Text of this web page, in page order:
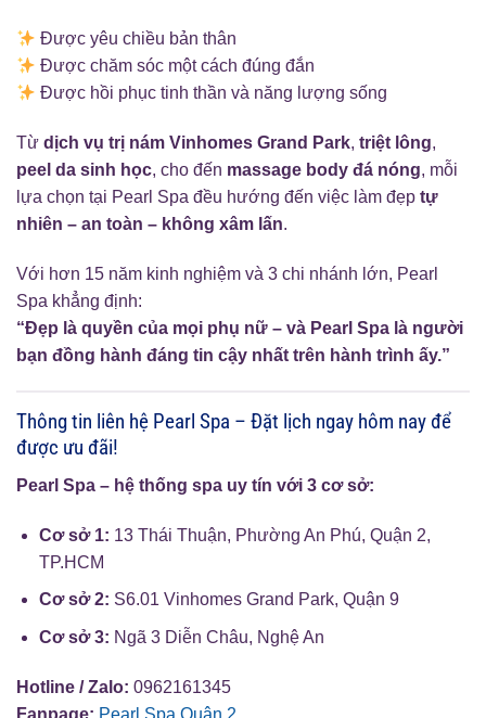
Được yêu chiều bản thân
Được chăm sóc một cách đúng đắn
Được hồi phục tinh thần và năng lượng sống
Từ dịch vụ trị nám Vinhomes Grand Park, triệt lông,
peel da sinh học, cho đến massage body đá nóng, mỗi
lựa chọn tại Pearl Spa đều hướng đến việc làm đẹp tự
nhiên – an toàn – không xâm lấn.
Với hơn 15 năm kinh nghiệm và 3 chi nhánh lớn, Pearl
Spa khẳng định:
“Đẹp là quyền của mọi phụ nữ – và Pearl Spa là người
bạn đồng hành đáng tin cậy nhất trên hành trình ấy.”
Thông tin liên hệ Pearl Spa – Đặt lịch ngay hôm nay để
được ưu đãi!
Pearl Spa – hệ thống spa uy tín với 3 cơ sở:
Cơ sở 1: 13 Thái Thuận, Phường An Phú, Quận 2,
TP.HCM
Cơ sở 2: S6.01 Vinhomes Grand Park, Quận 9
Cơ sở 3: Ngã 3 Diễn Châu, Nghệ An
Hotline / Zalo: 0962161345
Fanpage: Pearl Spa Quận 2